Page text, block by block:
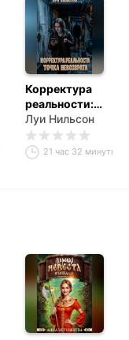
Корректура
реальности:
Точка невозврата
Луи Нильсон
21 час 32 минуты